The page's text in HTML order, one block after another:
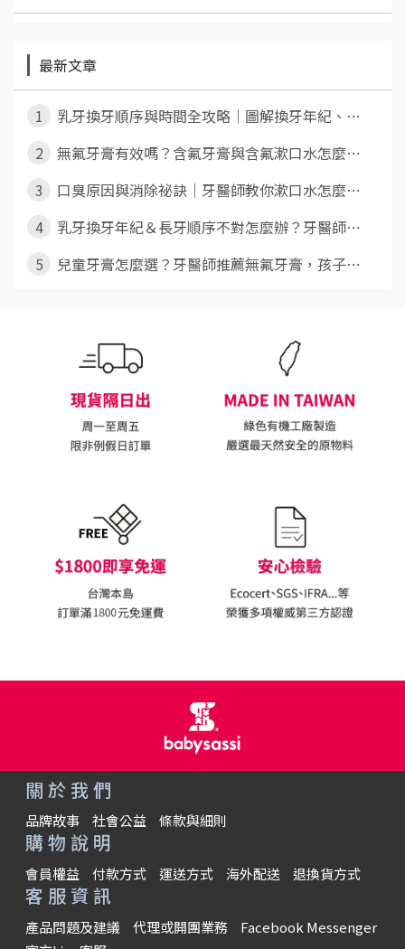
最新文章
1
乳牙換牙順序與時間全攻略｜圖解換牙年紀、⋯
2
無氟牙膏有效嗎？含氟牙膏與含氟漱口水怎麼⋯
3
口臭原因與消除祕訣｜牙醫師教你漱口水怎麼⋯
4
乳牙換牙年紀＆長牙順序不對怎麼辦？牙醫師⋯
5
兒童牙膏怎麼選？牙醫師推薦無氟牙膏，孩子⋯
關於我們
品牌故事 社會公益 條款與細則
購物說明
會員權益 付款方式 運送方式 海外配送 退換貨方式
客服資訊
產品問題及建議 代理或開團業務
Facebook Messenger